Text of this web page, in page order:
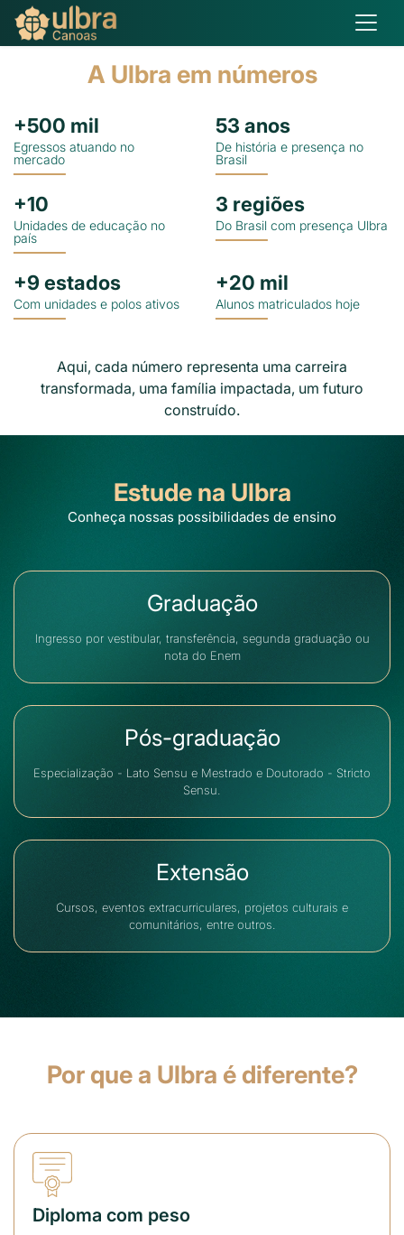
Matricule-se
A Ulbra em números
+500 mil
Egressos atuando no
mercado
53 anos
De história e presença no
Brasil
+10
Unidades de educação no
país
3 regiões
Do Brasil com presença Ulbra
+9 estados
Com unidades e polos ativos
+20 mil
Alunos matriculados hoje
Aqui, cada número representa uma carreira
transformada, uma família impactada, um futuro
construído.
Estude na Ulbra
Conheça nossas possibilidades de ensino
Graduação
Ingresso por vestibular, transferência, segunda graduação ou
nota do Enem
Pós-graduação
Especialização - Lato Sensu e Mestrado e Doutorado - Stricto
Sensu.
Extensão
Cursos, eventos extracurriculares, projetos culturais e
comunitários, entre outros.
Por que a Ulbra é diferente?
Diploma com peso